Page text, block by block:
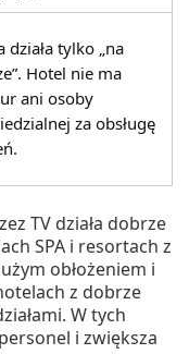
działa tylko „na
Hotel nie ma
ani osoby
za obsługę
TV działa dobrze
SPA i resortach z
obłożeniem i
z dobrze
W tych
i zwiększa